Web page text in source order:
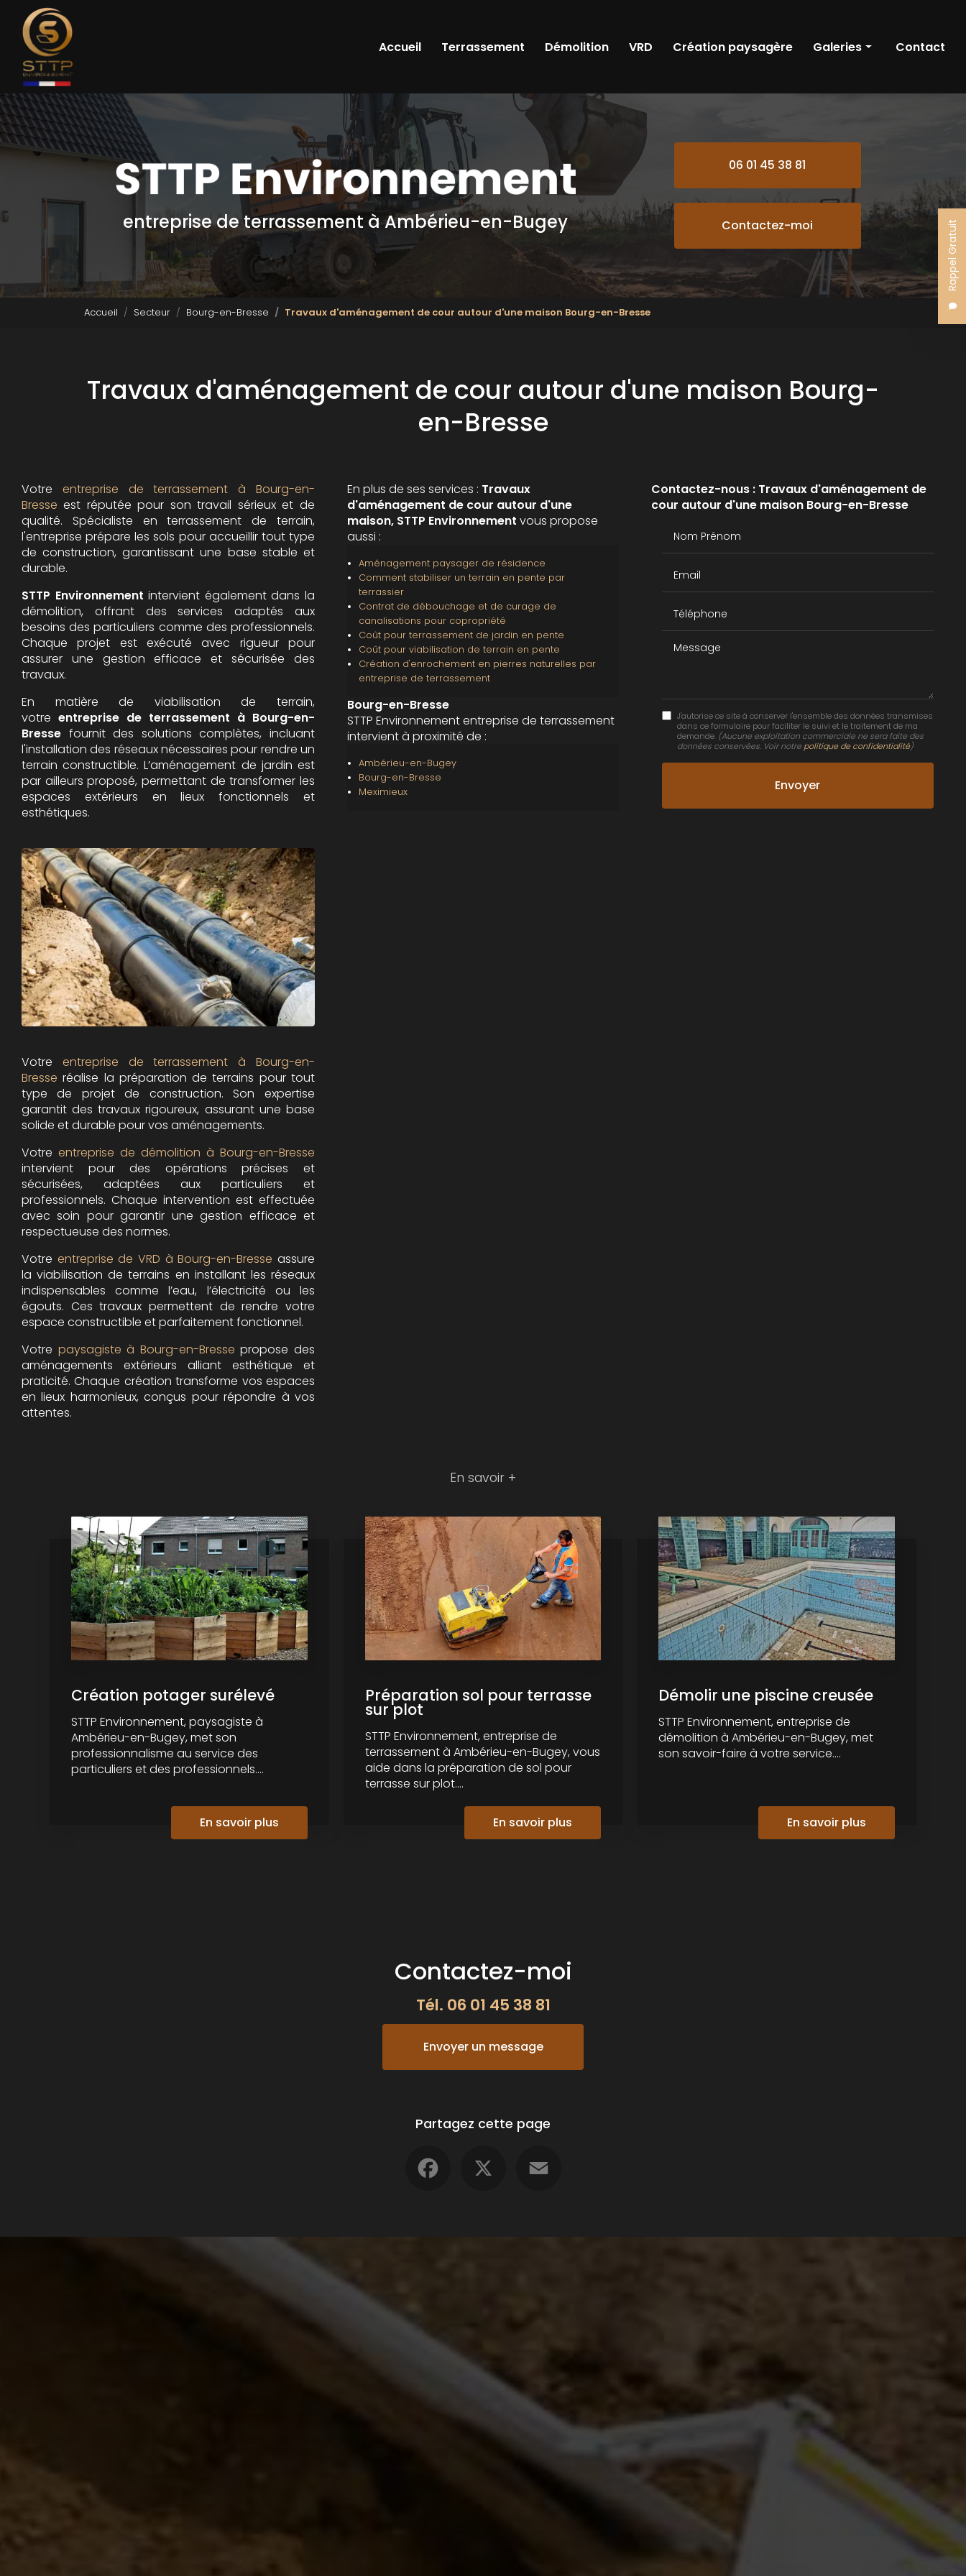
contenu
principal
Rappel Gratuit
Accueil Terrassement Démolition VRD Création paysagère Galeries Contact
entreprise de terrassementà Ambérieu-en-Bugey
06 01 45 38 81
Contactez-moi
Accueil Secteur Bourg-en-Bresse Travaux d'aménagement de cour autour d'une maison Bourg-en-Bresse
Travaux d'aménagement de cour autour d'une maison Bourg-
en-Bresse
Votre entreprise de terrassement à Bourg-en-
Bresse est réputée pour son travail sérieux et de
qualité. Spécialiste en terrassement de terrain,
l'entreprise prépare les sols pour accueillir tout type
de construction, garantissant une base stable et
durable.
STTP Environnementintervient également dans la
démolition, offrant des services adaptés aux
besoins des particuliers comme des professionnels.
Chaque projet est exécuté avec rigueur pour
assurer une gestion efficace et sécurisée des
travaux.
En matière de viabilisation de terrain,
votre entreprise de terrassement à Bourg-en-
Bresse fournit des solutions complètes, incluant
l'installation des réseaux nécessaires pour rendre un
terrain constructible. L’aménagement de jardin est
par ailleurs proposé, permettant de transformer les
espaces extérieurs en lieux fonctionnels et
esthétiques.
Votre entreprise de terrassement à Bourg-en-
Bresse réalise la préparation de terrains pour tout
type de projet de construction. Son expertise
garantit des travaux rigoureux, assurant une base
solide et durable pour vos aménagements.
Votre entreprise de démolition à Bourg-en-Bresse
intervient pour des opérations précises et
sécurisées, adaptées aux particuliers et
professionnels. Chaque intervention est effectuée
avec soin pour garantir une gestion efficace et
respectueuse des normes.
Votre entreprise de VRD à Bourg-en-Bresse assure
la viabilisation de terrains en installant les réseaux
indispensables comme l’eau, l’électricité ou les
égouts. Ces travaux permettent de rendre votre
espace constructible et parfaitement fonctionnel.
Votre paysagiste à Bourg-en-Bresse propose des
aménagements extérieurs alliant esthétique et
praticité. Chaque création transforme vos espaces
en lieux harmonieux, conçus pour répondre à vos
attentes.
En plus de ses services : Travaux
d'aménagement de cour autour d'une
maison, STTP Environnement vous propose
aussi :
Aménagement paysager de résidence
Comment stabiliser un terrain en pente par
terrassier
Contrat de débouchage et de curage de
canalisations pour copropriété
Coût pour terrassement de jardin en pente
Coût pour viabilisation de terrain en pente
Création d'enrochement en pierres naturelles par
entreprise de terrassement
Bourg-en-Bresse
STTP Environnement entreprise de terrassement
intervient à proximité de :
Ambérieu-en-Bugey
Bourg-en-Bresse
Meximieux
Contactez-nous : Travaux d'aménagement de
cour autour d'une maison Bourg-en-Bresse
Message
J'autorise ce site à conserver l'ensemble des données transmises
dans ce formulaire pour faciliter le suivi et le traitement de ma
demande. (Aucune exploitation commerciale ne sera faite des
données conservées. Voir notre politique de confidentialité)
En savoir +
Création potager surélevé
STTP Environnement, paysagiste à
Ambérieu-en-Bugey, met son
professionnalisme au service des
particuliers et des professionnels....
En savoir plus
Préparation sol pour terrasse
sur plot
STTP Environnement, entreprise de
terrassement à Ambérieu-en-Bugey, vous
aide dans la préparation de sol pour
terrasse sur plot....
En savoir plus
Démolir une piscine creusée
STTP Environnement, entreprise de
démolition à Ambérieu-en-Bugey, met
son savoir-faire à votre service....
En savoir plus
Contactez-moi
Tél. 06 01 45 38 81
Envoyer un message
Partagez cette page